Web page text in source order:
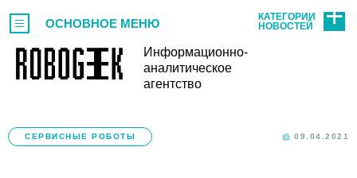
Информационно-
аналитическое
агентство
ОСНОВНОЕ МЕНЮ
КАТЕГОРИИ
НОВОСТЕЙ
СЕРВИСНЫЕ РОБОТЫ 09.04.2021